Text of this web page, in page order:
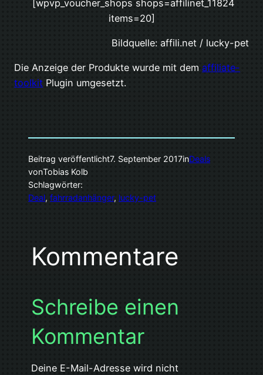
[wpvp_voucher_shops shops=affilinet_11824
items=20]
Bildquelle: affili.net / lucky-pet
Die Anzeige der Produkte wurde mit dem affiliate-
toolkit Plugin umgesetzt.
Beitrag veröffentlicht7. September 2017inDeals
vonTobias Kolb
Schlagwörter:
Deal, fahrradanhänger, lucky-pet
Kommentare
Schreibe einen
Kommentar
Deine E-Mail-Adresse wird nicht